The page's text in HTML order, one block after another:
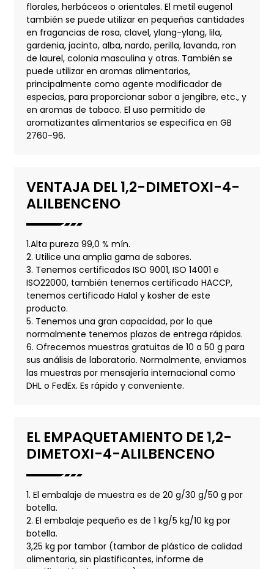
florales, herbáceos o orientales. El metil eugenol
también se puede utilizar en pequeñas cantidades
en fragancias de rosa, clavel, ylang-ylang, lila,
gardenia, jacinto, alba, nardo, perilla, lavanda, ron
de laurel, colonia masculina y otras. También se
puede utilizar en aromas alimentarios,
principalmente como agente modificador de
especias, para proporcionar sabor a jengibre, etc., y
en aromas de tabaco. El uso permitido de
aromatizantes alimentarios se especifica en GB
2760-96.
VENTAJA DEL 1,2-DIMETOXI-4-
ALILBENCENO
1.Alta pureza 99,0 % mín.
2. Utilice una amplia gama de sabores.
3. Tenemos certificados ISO 9001, ISO 14001 e
ISO22000, también tenemos certificado HACCP,
tenemos certificado Halal y kosher de este
producto.
5. Tenemos una gran capacidad, por lo que
normalmente tenemos plazos de entrega rápidos.
6. Ofrecemos muestras gratuitas de 10 a 50 g para
sus análisis de laboratorio. Normalmente, enviamos
las muestras por mensajería internacional como
DHL o FedEx. Es rápido y conveniente.
EL EMPAQUETAMIENTO DE 1,2-
DIMETOXI-4-ALILBENCENO
1. El embalaje de muestra es de 20 g/30 g/50 g por
botella.
2. El embalaje pequeño es de 1 kg/5 kg/10 kg por
botella.
3,25 kg por tambor (tambor de plástico de calidad
alimentaria, sin plastificantes, informe de